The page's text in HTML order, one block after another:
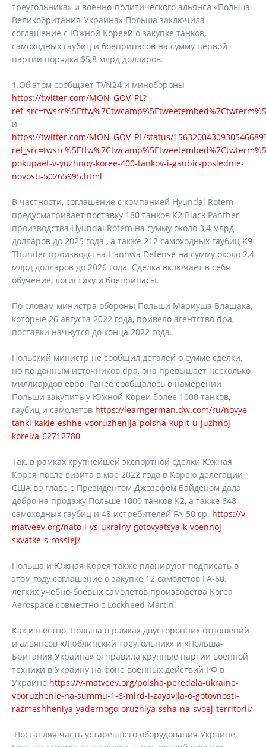
треугольника» и военно-политического альянса «Польша-
Великобритания-Украина» Польша заключила
соглашение с Южной Кореей о закупке танков,
самоходных гаубиц и боеприпасов на сумму первой
партии порядка $5,8 млрд долларов.
1.Об этом сообщает TVN24 и минобороны
https://twitter.com/MON_GOV_PL?
и
https://twitter.com/MON_GOV_PL/status/
pokupaet-v-yuzhnoy-koree-400-tankov-i-gaubic-poslednie-
novosti-50265995.html
В частности, соглашение с компанией Hyundai Rotem
предусматривает поставку 180 танков К2 Black Panther
производства Hyundai Rotem на сумму около 3,4 млрд
долларов до 2025 года , а также 212 самоходных гаубиц K9
Thunder производства Hanhwa Defense на сумму около 2,4
млрд долларов до 2026 года. Сделка включает в себя
обучение, логистику и боеприпасы.
По словам министра обороны Польши Мариуша Блащака,
которые 26 августа 2022 года, привело агентство dpa,
поставки начнутся до конца 2022 года.
Польский министр не сообщил деталей о сумме сделки,
но по данным источников dpa, она превышает несколько
миллиардов евро. Ранее сообщалось о намерении
Польши закупить у Южной Кореи более 1000 танков,
гаубиц и самолетов https://learngerman.dw.com/ru/novye-
tanki-kakie-eshhe-vooruzhenija-polsha-kupit-u-juzhnoj-
korei/a-62712780
Так, в рамках крупнейшей экспортной сделки Южная
Корея после визита в мае 2022 года в Корею делегации
США во главе с Президентом Джозефом Байденом дала
добро на продажу Польше 1000 танков К2, а также 648
самоходных гаубиц и 48 истребителей FА-50 ср. https://v-
matveev.org/nato-i-vs-ukrainy-gotovyatsya-k-voennoj-
sxvatke-s-rossiej/
Польша и Южная Корея также планируют подписать в
этом году соглашение о закупке 12 самолетов FA-50,
легких учебно-боевых самолетов производства Korea
Aerospace совместно с Lockheed Martin.
Как известно, Польша в рамках двусторонних отношений
и альянсов «Люблинский треугольник» и «Польша-
Британия Украина» отправила крупные партии военной
техники в Украину на фоне военных действий РФ в
Украине https://v-matveev.org/polsha-peredala-ukraine-
vooruzhenie-na-summu-1-6-mlrd-i-zayavila-o-gotovnosti-
razmeshheniya-yadernogo-oruzhiya-ssha-na-svoej-territorii/
Поставляя часть устаревшего оборудования Украине,